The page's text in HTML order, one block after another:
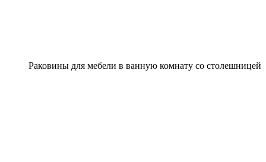
Раковины для мебели в ванную комнату со столешницей